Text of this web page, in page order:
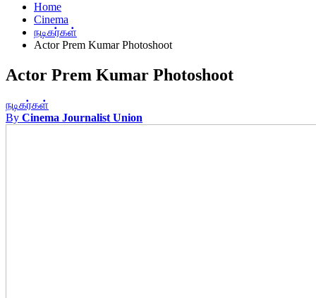
Home
Cinema
நடிகர்கள்
Actor Prem Kumar Photoshoot
Actor Prem Kumar Photoshoot
நடிகர்கள்
By Cinema Journalist Union